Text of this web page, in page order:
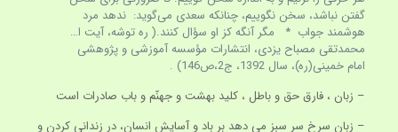
گفتن نباشد، سخن نگوييم، چنانكه سعدى مى‌گويد: ندهد مرد
هوشمند جواب * مگر آنگه كز او سؤال كنند.( ره توشه، آیت ا…
محمدتقی مصباح یزدی، انتشارات مؤسسه آموزشی و پژوهشی
امام خمینی(ره)، سال 1392، ج2،ص146) .
– زبان ، فارق حق و باطل ، کلید بهشت و جهنّم و باب صادرات است
– زبان سرخ سر سبز می دهد بر باد و آسایش انسان، در زندانی کردن و